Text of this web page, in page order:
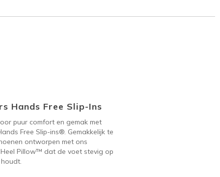
Hands Free Slip-Ins
puur comfort en gemak met
Free Slip-ins®. Gemakkelijk te
ontworpen met ons
Heel Pillow™ dat de voet stevig op